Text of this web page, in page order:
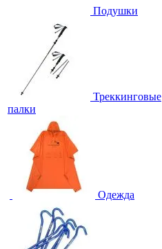
Подушки
Треккинговые
палки
Одежда